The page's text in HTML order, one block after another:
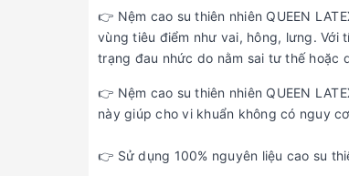
👉 Nệm cao su thiên nhiên QUEEN
vùng tiêu điểm như vai, hông, lưng. Với
trạng đau nhức do nằm sai tư thế hoặc
👉 Nệm cao su thiên nhiên QUEEN
này giúp cho vi khuẩn không có nguy
👉 Sử dụng 100% nguyên liệu cao su